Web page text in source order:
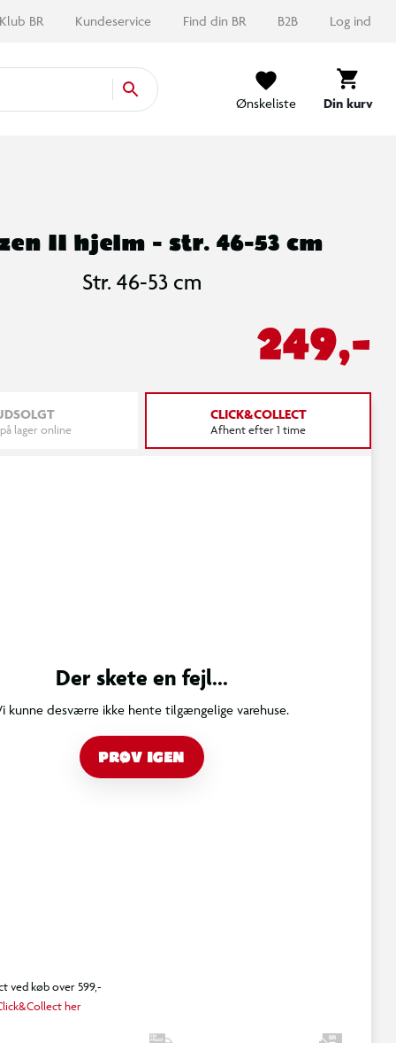
Klub BR Kundeservice Find din BR B2B Log ind
Ønskeliste Din kurv
II hjelm - str. 46-53 cm
Str. 46-53 cm
249,-
lager online
CLICK&COLLECT
Afhent efter 1 time
Der skete en fejl...
kunne desværre ikke hente tilgængelige varehuse.
PRØV IGEN
ved køb over 599,-
her